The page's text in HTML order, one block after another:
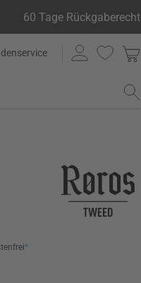
60 Tage Rückgaberecht
*